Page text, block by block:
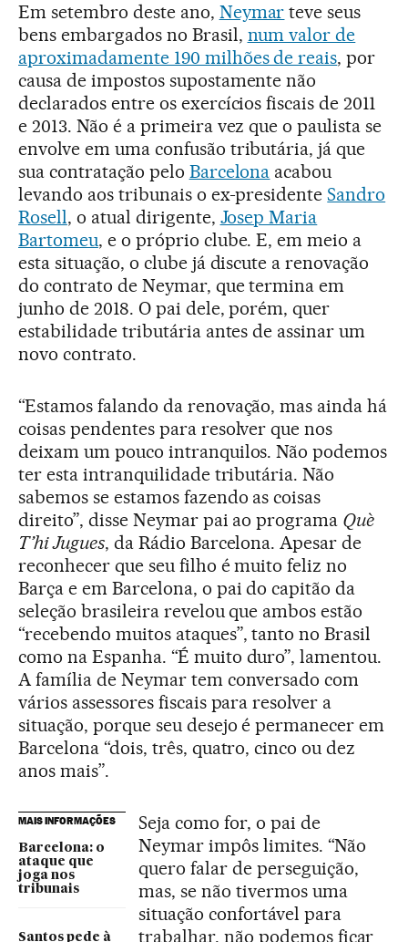
Em setembro deste ano, Neymar teve seus
bens embargados no Brasil, num valor de
aproximadamente 190 milhões de reais, por
causa de impostos supostamente não
declarados entre os exercícios fiscais de 2011
e 2013. Não é a primeira vez que o paulista se
envolve em uma confusão tributária, já que
sua contratação pelo Barcelona acabou
levando aos tribunais o ex-presidenteSandro
Rosell, o atual dirigente, Josep Maria
Bartomeu, e o próprio clube. E, em meio a
esta situação, o clube já discute a renovação
do contrato de Neymar, que termina em
junho de 2018. O pai dele, porém, quer
estabilidade tributária antes de assinar um
novo contrato.
“Estamos falando da renovação, mas ainda há
coisas pendentes para resolver que nos
deixam um pouco intranquilos. Não podemos
ter esta intranquilidade tributária. Não
sabemos se estamos fazendo as coisas
direito”, disse Neymar pai ao programa Què
T’hi Jugues, da Rádio Barcelona. Apesar de
reconhecer que seu filho é muito feliz no
Barça e em Barcelona, o pai do capitão da
seleção brasileira revelou que ambos estão
“recebendo muitos ataques”, tanto no Brasil
como na Espanha. “É muito duro”, lamentou.
A família de Neymar tem conversado com
vários assessores fiscais para resolver a
situação, porque seu desejo é permanecer em
Barcelona “dois, três, quatro, cinco ou dez
anos mais”.
MAIS INFORMAÇÕES
Barcelona: o
ataque que
joga nos
tribunais
Santos pede à
Seja como for, o pai de
Neymar impôs limites. “Não
quero falar de perseguição,
mas, se não tivermos uma
situação confortável para
trabalhar, não podemos ficar